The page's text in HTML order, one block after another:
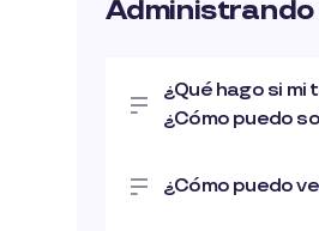
Administrando
¿Qué hago si
¿Cómo puedo
¿Cómo puedo